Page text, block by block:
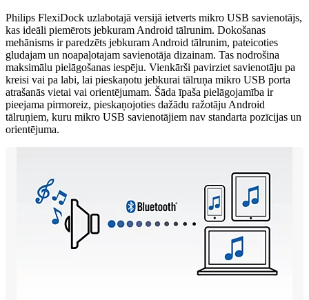
Philips FlexiDock uzlabotajā versijā ietverts mikro USB savienotājs,
kas ideāli piemērots jebkuram Android tālrunim. Dokošanas
mehānisms ir paredzēts jebkuram Android tālrunim, pateicoties
gludajam un noapaļotajam savienotāja dizainam. Tas nodrošina
maksimālu pielāgošanas iespēju. Vienkārši pavirziet savienotāju pa
kreisi vai pa labi, lai pieskaņotu jebkurai tālruņa mikro USB porta
atrašanās vietai vai orientējumam. Šāda īpaša pielāgojamība ir
pieejama pirmoreiz, pieskaņojoties dažādu ražotāju Android
tālruņiem, kuru mikro USB savienotājiem nav standarta pozīcijas un
orientējuma.